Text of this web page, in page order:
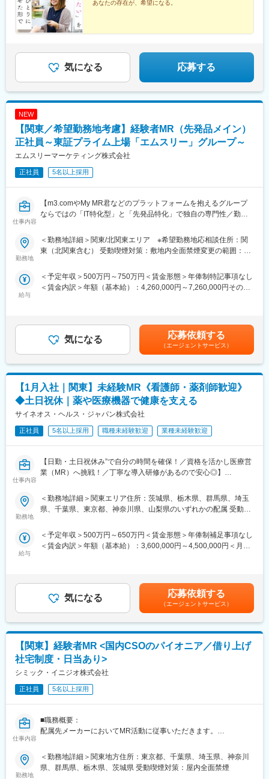
変更の範囲：会社の定める業務
【大阪府】大阪市（北区・浪速区・都島区・天王寺区）豊中市
【愛知県】名古屋市(熱田区・北区・西区・中区・名東区、中村
区）【福岡県】福岡市
遊園駅、川崎駅、溝の口駅、横浜駅、神奈川駅、関内駅、平沼橋
駅、戸塚駅、新横浜駅、長津田駅、横須賀中央駅、平塚駅、相模
大野駅、橋本駅(神奈川県)、辻堂駅、藤沢駅、湘南台駅、大和駅
国際センター駅、金山駅(愛知県)、伏見駅(愛知県)、森下駅(愛知
県)、名古屋駅、藤が丘駅(愛知県)、京都駅、京都河原町駅、大阪
梅田駅(阪急線)、なんば駅(地下鉄)、なんば駅(南海線)、大阪城北
詰駅、天王寺駅、渡辺橋駅、北新地駅、高槻駅、千里中央駅(北大
阪急行)、尼崎駅(東海道本線)、旧居留地・大丸前駅、天神駅、東
町駅(千葉県)、千葉中央駅、千葉駅、新津田沼駅、京成八幡駅、市
川真間駅、新越谷駅、本川越駅、武蔵小杉駅、登戸駅、尻手駅、
武蔵溝ノ口駅、伊勢佐木長者町駅、石上駅、大船駅、浅間町駅、
西高蔵駅、丸の内駅(愛知県)、大曽根駅、近鉄名古屋駅、九条駅
(京都府)、祇園四条駅、中津駅(地下鉄)、京橋駅(大阪府)、大阪阿
川北駅、県庁前駅(千葉県)、新千葉駅、東海神駅、大神宮下駅、本
八幡駅(都営線)、国府台駅、川越市駅、高津駅(神奈川県)、反町
駅、太閤通駅、東福寺駅、三条駅(京都府)、中津駅(大阪府・阪急
線)、大阪難波駅、大国町駅、大阪ビジネスパーク駅、天王寺駅前
月25時間分を、月3万9,783円支給上記を超える時間外労働分は追
加で支給 【福祉経験者】…福祉業界3年以上・サービス管理責任
者要件を満たす方が対象 月給27万1,801円（固定残業代含む）
給 ◆サービス管理責任者、マネージャーの場合 月給33万4,785
円（固定残業代含む）※固定残業代は、時間外労働の有無に関わら
ず月30時間分を、月6万2,695円支給上記を超える時間外労働分は
追加で支給
あなたの存在が、希望になる。
気になる 応募する
NEW
【関東／希望勤務地考慮】経験者MR（先発品メイン）
正社員～東証プライム上場「エムスリー」グループ～
エムスリーマーケティング株式会社
正社員 5名以上採用
仕事内容
【m3.comやMy MR君などのプラットフォームを抱えるグループ
ならではの「IT特化型」と「先発品特化」で独自の専門性／勤務
製薬企業向けのマーケティング／販促事業を展開する当社にて、
MRを募集致します。
入社後、クライアントである製薬企業でのMR活動に従事いただき
ます。
【教育研修】
製品教育、継続研修はもちろんのこと、オンコロジー領域専門研
修、ハイブリッドMR研修、
ビジネススキル研修、IT研修（エクセル、ｍｙMR君）等特徴的な
研修を受講頂けます。
【当社について】
当社はエムスリーグループのであり、現在はCSO事業とメディカ
ルマーケター事業の2つの事業を柱にビジネスを展開しています。
■先発品特化型
先発品を扱うPJTをメインで受注しているため、基本的には入社
とが出来ます。
に向けた研修も充実しています。
例えば、効果的なリモートディテールの研修は全員受講頂くこと
変更の範囲：会社の定める業務
勤務地
＜勤務地詳細＞関東/北関東エリア ※希望勤務地応相談住所：関
東（北関東含む） 受動喫煙対策：敷地内全面禁煙変更の範囲：会
給与
＜予定年収＞500万円～750万円＜賃金形態＞年俸制特記事項なし
＜賃金内訳＞年額（基本給）：4,260,000円～7,260,000円その他
宅）・30代後半：トータル860万円（年俸＋MR手当＋手当＋社
宅）・40歳前半：トータル890万円（年俸＋MR手当＋手当＋社宅
＋単身赴任手当）※車両、iPad、PC/携帯貸与 （プロジェクトによ
る）賃金はあくまでも目安の金額であり、選考を通じて上下する
可能性があります。月給(月額)は固定手当を含めた表記です。
気になる 応募依頼する
（エージェントサービス）
【1月入社｜関東】未経験MR《看護師・薬剤師歓迎》
◆土日祝休｜薬や医療機器で健康を支える
サイネオス・ヘルス・ジャパン株式会社
正社員 5名以上採用 職種未経験歓迎 業種未経験歓迎
仕事内容
【日勤・土日祝休み”で自分の時間を確保！／資格を活かし医療営
業（MR）へ挑戦！／丁寧な導入研修があるので安心◎】
《資格と想いがあれば活躍できる！》
「誰かのためになる仕事がしたい」「社会貢献につながる仕事を
したい」という想いがあればOK！当社には、臨床経験を活かして
ます。
これまでの経験を活かして新たなフィールドで活躍したい方を歓
■夜勤なし！日勤・土日祝休みで働き方改善・ワークライフバラン
スの両立が叶う！
■明確な評価制度あり！自身の成果や頑張りが客観的に評価され、
年収に反映されます。また、在籍年数が増えると永年勤続報奨金
や四半期一時金などの手当もアップします。つまり、やりがいや
努力がきちんと報われる報酬制度になっています。
《丁寧な研修・支援体制で成長を応援！》
入社後は2カ月間の研修制度がありますので、未経験の方も安心し
てご応募ください！同期社員と一緒に集中的に研修を行い、その
また、配属後も一人ひとりの知識とスキルレベルを上げるために
様々な研修をご用意しています。
《あなたの想いを実現する豊富なキャリアプランとサポート体
制！》
勤務地
＜勤務地詳細＞関東エリア住所：茨城県、栃木県、群馬県、埼玉
県、千葉県、東京都、神奈川県、山梨県のいずれかの配属 受動喫
給与
＜予定年収＞500万円～650万円＜賃金形態＞年俸制補足事項なし
＜賃金内訳＞年額（基本給）：3,600,000円～4,500,000円＜月額
動・四半期一時金：10万円（四半期に1回、10万円程度支給）※た
だし支給条件有。他、永続勤務報奨金（3年勤務5万円支給、5年
勤務10万円…）ございます。賃金はあくまでも目安の金額であ
り、選考を通じて上下する可能性があります。月給(月額)は固定手
当を含めた表記です。
気になる 応募依頼する
（エージェントサービス）
【関東】経験者MR <国内CSOのパイオニア／借り上げ
社宅制度・日当あり>
シミック・イニジオ株式会社
正社員 5名以上採用
仕事内容
■職務概要：
配属先メーカーにおいてMR活動に従事いただきます。
■新薬プロジェクト95％超／常時60以上のプロジェクトが稼働
プロジェクトの数やバリエーションはキャリア形成に直結するた
め、CSOでの転職を考えるうえで重要なポイントです。
勤務地
＜勤務地詳細＞関東地方住所：東京都、千葉県、埼玉県、神奈川
県、群馬県、栃木県、茨城県 受動喫煙対策：屋内全面禁煙